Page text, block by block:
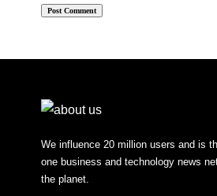
We influence 20 million users and is
one business and technology news
the planet.